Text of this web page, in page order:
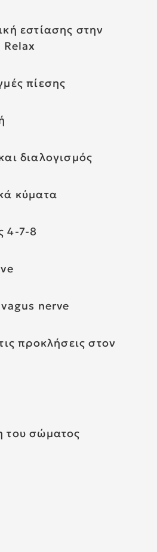
εστίασης στην
πίεσης
διαλογισμός
κύματα
4-7-8
nerve
προκλήσεις στον
του σώματος